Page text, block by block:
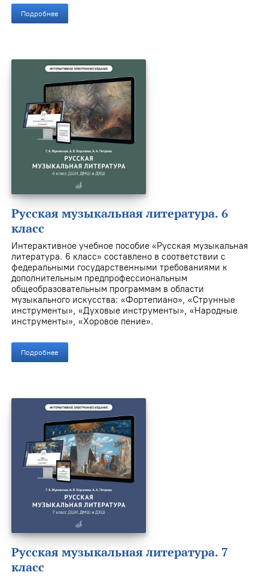
Подробнее
Русская музыкальная литература. 6
класс
Интерактивное учебное пособие «Русская музыкальная
литература. 6 класс» составлено в соответствии с
федеральными государственными требованиями к
дополнительным предпрофессиональным
общеобразовательным программам в области
музыкального искусства: «Фортепиано», «Струнные
инструменты», «Духовые инструменты», «Народные
инструменты», «Хоровое пение».
Подробнее
Русская музыкальная литература. 7
класс